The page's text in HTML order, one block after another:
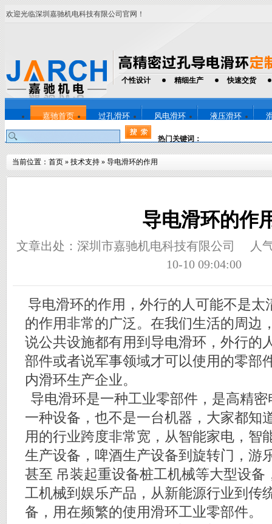
欢迎光临深圳嘉驰机电科技有限公司官网！
个性设计 精细生产 快速交货
嘉驰首页 过孔滑环 风电滑环 液压滑环
热门关键词：
当前位置： 首页 » 技术支持 » 导电滑环的作用
导电滑环的作
文章出处：深圳市嘉驰机电科技有限公司
人
10-10 09:04:00
导电滑环的作用，外行的人可能不是太
的作用非常的广泛。在我们生活的周边
说公共设施都有用到导电滑环，外行的
部件或者说军事领域才可以使用的零部
内滑环生产企业。
导电滑环是一种工业零部件，是高精
一种设备，也不是一台机器，大家都知
用的行业跨度非常宽，从智能家电，智
生产设备，啤酒生产设备到旋转门，游
甚至 吊装起重设备桩工机械等大型设备
工机械到娱乐产品，从新能源行业到传
备，用在频繁的使用滑环工业零部件。